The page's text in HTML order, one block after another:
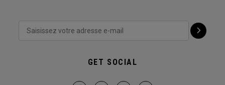
GET SOCIAL